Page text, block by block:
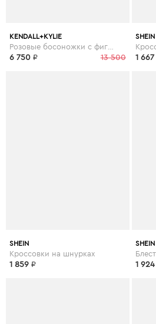
KENDALL+KYLIE
13 500
6 750 ₽
SHEIN
1 667
SHEIN
Кроссовки на шнурках
1 859 ₽
SHEIN
1 924